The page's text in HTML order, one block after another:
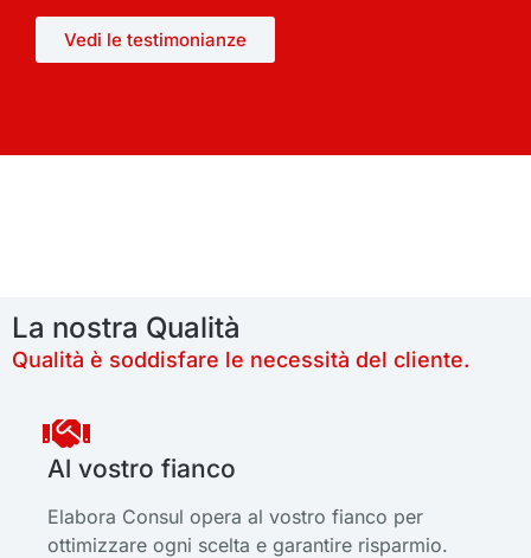
Vedi le testimonianze
La nostra Qualità
Qualità è soddisfare le necessità del cliente.
Al vostro fianco
Elabora Consul opera al vostro fianco per
ottimizzare ogni scelta e garantire risparmio.